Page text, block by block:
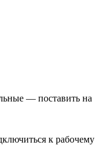
— поставить на
к рабочему